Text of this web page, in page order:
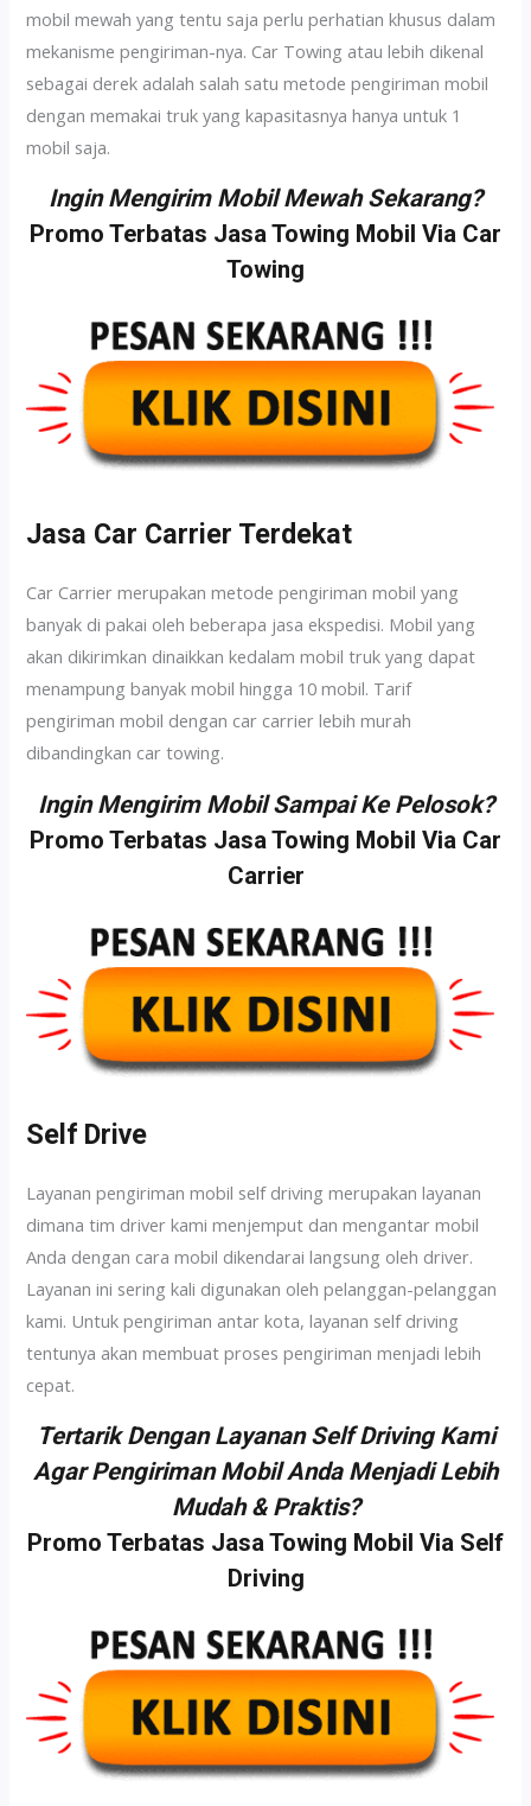
mobil mewah yang tentu saja perlu perhatian khusus dalam
mekanisme pengiriman-nya. Car Towing atau lebih dikenal
sebagai derek adalah salah satu metode pengiriman mobil
dengan memakai truk yang kapasitasnya hanya untuk 1
mobil saja.
Ingin Mengirim Mobil Mewah Sekarang?
Promo Terbatas Jasa Towing Mobil Via Car
Towing
Jasa Car Carrier Terdekat
Car Carrier merupakan metode pengiriman mobil yang
banyak di pakai oleh beberapa jasa ekspedisi. Mobil yang
akan dikirimkan dinaikkan kedalam mobil truk yang dapat
menampung banyak mobil hingga 10 mobil. Tarif
pengiriman mobil dengan car carrier lebih murah
dibandingkan car towing.
Ingin Mengirim Mobil Sampai Ke Pelosok?
Promo Terbatas Jasa Towing Mobil Via Car
Carrier
Self Drive
Layanan pengiriman mobil self driving merupakan layanan
dimana tim driver kami menjemput dan mengantar mobil
Anda dengan cara mobil dikendarai langsung oleh driver.
Layanan ini sering kali digunakan oleh pelanggan-pelanggan
kami. Untuk pengiriman antar kota, layanan self driving
tentunya akan membuat proses pengiriman menjadi lebih
cepat.
Tertarik Dengan Layanan Self Driving Kami
Agar Pengiriman Mobil Anda Menjadi Lebih
Mudah & Praktis?
Promo Terbatas Jasa Towing Mobil Via Self
Driving